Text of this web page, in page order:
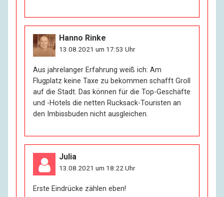
Hanno Rinke
13.08.2021 um 17:53 Uhr
Aus jahrelanger Erfahrung weiß ich: Am
Flugplatz keine Taxe zu bekommen schafft Groll
auf die Stadt. Das können für die Top-Geschäfte
und -Hotels die netten Rucksack-Touristen an
den Imbissbuden nicht ausgleichen.
Julia
13.08.2021 um 18:22 Uhr
Erste Eindrücke zählen eben!